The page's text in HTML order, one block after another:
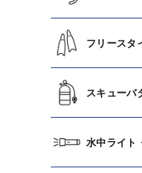
フリースタ
スキューバ
水中ライト